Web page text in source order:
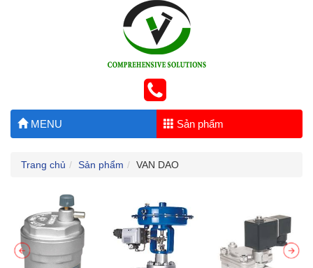
MENU Sản phẩm
Trang chủ Sản phẩm VAN DAO